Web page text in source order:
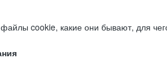
cookie, какие они бывают, для